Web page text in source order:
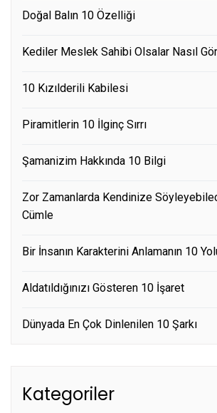
Doğal Balın 10 Özelliği
Kediler Meslek Sahibi Olsalar Nasıl
10 Kızılderili Kabilesi
Piramitlerin 10 İlginç Sırrı
Şamanizim Hakkında 10 Bilgi
Zor Zamanlarda Kendinize
Cümle
Bir İnsanın Karakterini Anlamanın 10
Aldatıldığınızı Gösteren 10 İşaret
Dünyada En Çok Dinlenilen 10 Şarkı
Kategoriler